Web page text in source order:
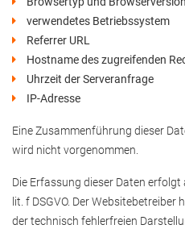
verwendetes Betriebssystem
Referrer URL
Hostname des zugreifenden
Uhrzeit der Serveranfrage
IP-Adresse
Eine Zusammenführung dieser
wird nicht vorgenommen.
Die Erfassung dieser Daten
lit. f DSGVO. Der
der technisch fehlerfreien